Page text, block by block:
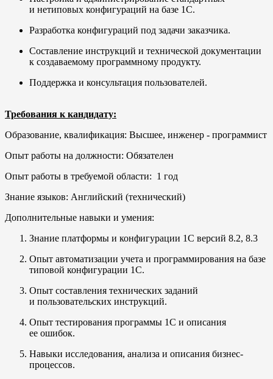
и нетиповых конфигураций на базе 1С.
Разработка конфигураций под задачи заказчика.
Составление инструкций и технической документации
к создаваемому программному продукту.
Поддержка и консультация пользователей.
Требования к кандидату:
Образование, квалификация: Высшее, инженер - программист
Опыт работы на должности: Обязателен
Опыт работы в требуемой области: 1 год
Знание языков: Английский (технический)
Дополнительные навыки и умения:
Знание платформы и конфигурации 1С версий 8.2, 8.3
Опыт автоматизации учета и программирования на базе
типовой конфигурации 1С.
Опыт составления технических заданий
и пользовательских инструкций.
Опыт тестирования программы 1С и описания
ее ошибок.
Навыки исследования, анализа и описания бизнес-
процессов.